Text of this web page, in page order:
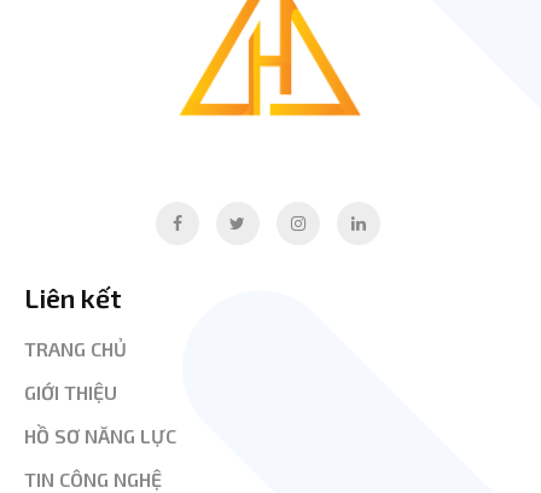
Liên kết
TRANG CHỦ
GIỚI THIỆU
HỒ SƠ NĂNG LỰC
TIN CÔNG NGHỆ